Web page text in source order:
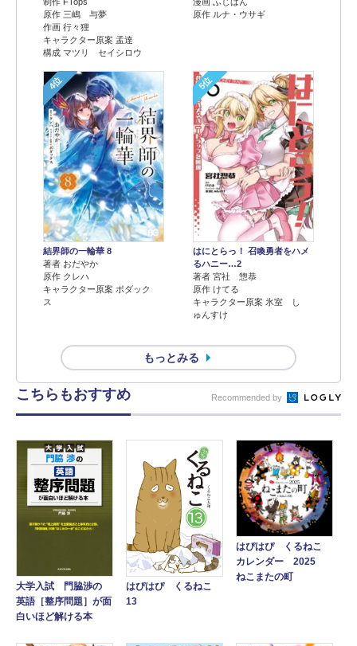
原作 三嶋 与夢
作画 行々狸
キャラクター原案 孟達
構成 マツリ セイシロウ
原作 ルナ・ウサギ
4位
結界師の一輪華 8
著者 おだやか
原作 クレハ
キャラクター原案 ボダック
ス
5位
はにとらっ！ 召喚勇者をハメ
るハニー…2
著者 宮社 惣恭
原作 けてる
キャラクター原案 氷室 し
ゅんすけ
もっとみる
こちらもおすすめ Recommended by
大学入試 門脇渉の
英語［整序問題］が面
白いほど解ける本
はぴはぴ くるねこ
13
はぴはぴ くるねこ
カレンダー 2025
ねこまたの町